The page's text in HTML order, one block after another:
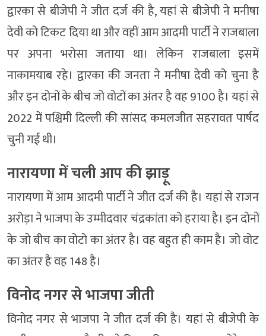
द्वारका से बीजेपी ने जीत दर्ज की है, यहां से बीजेपी ने मनीषा
देवी को टिकट दिया था और वहीं आम आदमी पार्टी ने राजबाला
पर अपना भरोसा जताया था। लेकिन राजबाला इसमें
नाकामयाब रहे। द्वारका की जनता ने मनीषा देवी को चुना है
और इन दोनों के बीच जो वोटों का अंतर है वह 9100 है। यहां से
2022 में पश्चिमी दिल्ली की सांसद कमलजीत सहरावत पार्षद
चुनी गई थी।
नारायणा में चली आप की झाड़ू
नारायणा में आम आदमी पार्टी ने जीत दर्ज की है। यहां से राजन
अरोड़ा ने भाजपा के उम्मीदवार चंद्रकांता को हराया है। इन दोनों
के जो बीच का वोटो का अंतर है। वह बहुत ही काम है। जो वोट
का अंतर है वह 148 है।
विनोद नगर से भाजपा जीती
विनोद नगर से भाजपा ने जीत दर्ज की है। यहां से बीजेपी के